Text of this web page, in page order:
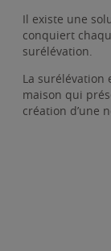
Il existe une
conquiert
surélévation.
La surélévation
maison qui
création d’une